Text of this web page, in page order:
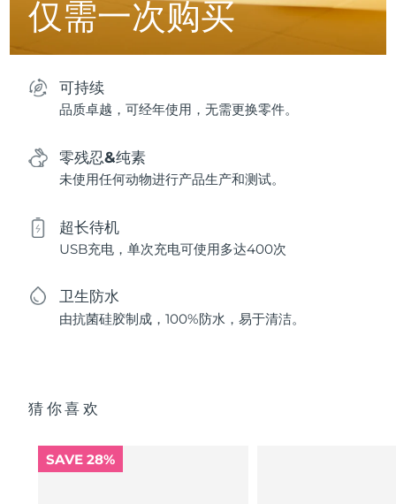
仅需一次购买
可持续
品质卓越，可经年使用，无需更换零件。
零残忍&纯素
未使用任何动物进行产品生产和测试。
超长待机
USB充电，单次充电可使用多达400次
卫生防水
由抗菌硅胶制成，100%防水，易于清洁。
猜你喜欢
SAVE 28%